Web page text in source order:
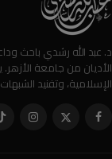
د. عبد الله رشدي باحث
الأديان من جامعة
الإسلامية، وتفنيد